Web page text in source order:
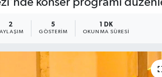
2 5
GÖSTERIM
1 DK
OKUNMA SÜRESI